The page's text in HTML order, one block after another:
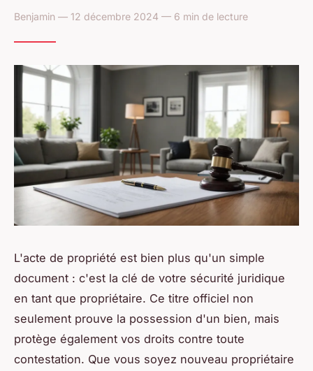
Benjamin — 12 décembre 2024 — 6 min de lecture
L'acte de propriété est bien plus qu'un simple
document : c'est la clé de votre sécurité juridique
en tant que propriétaire. Ce titre officiel non
seulement prouve la possession d'un bien, mais
protège également vos droits contre toute
contestation. Que vous soyez nouveau propriétaire